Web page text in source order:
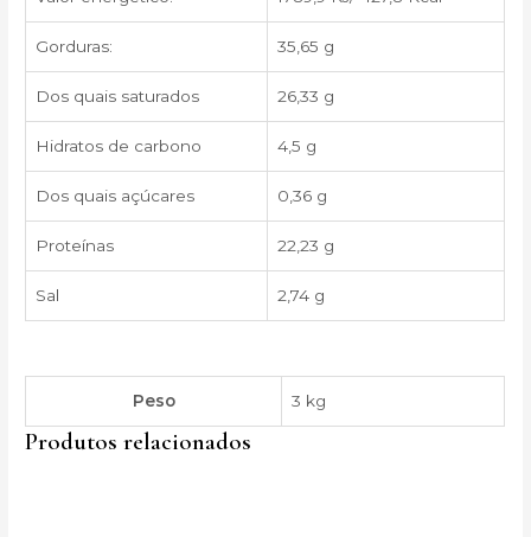
Gorduras: 35,65 g
Dos quais saturados 26,33 g
Hidratos de carbono 4,5 g
Dos quais açúcares 0,36 g
Proteínas 22,23 g
Sal 2,74 g
Peso 3 kg
Produtos relacionados